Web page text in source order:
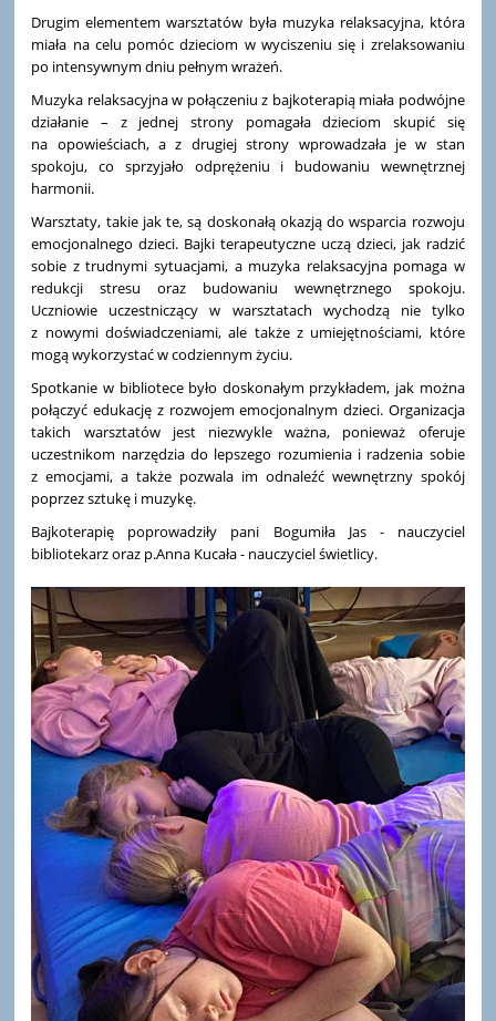
Drugim elementem warsztatów była muzyka relaksacyjna, która
miała na celu pomóc dzieciom w wyciszeniu się i zrelaksowaniu
po intensywnym dniu pełnym wrażeń.
Muzyka relaksacyjna w połączeniu z bajkoterapią miała podwójne
działanie – z jednej strony pomagała dzieciom skupić się
na opowieściach, a z drugiej strony wprowadzała je w stan
spokoju, co sprzyjało odprężeniu i budowaniu wewnętrznej
harmonii.
Warsztaty, takie jak te, są doskonałą okazją do wsparcia rozwoju
emocjonalnego dzieci. Bajki terapeutyczne uczą dzieci, jak radzić
sobie z trudnymi sytuacjami, a muzyka relaksacyjna pomaga w
redukcji stresu oraz budowaniu wewnętrznego spokoju.
Uczniowie uczestniczący w warsztatach wychodzą nie tylko
z nowymi doświadczeniami, ale także z umiejętnościami, które
mogą wykorzystać w codziennym życiu.
Spotkanie w bibliotece było doskonałym przykładem, jak można
połączyć edukację z rozwojem emocjonalnym dzieci. Organizacja
takich warsztatów jest niezwykle ważna, ponieważ oferuje
uczestnikom narzędzia do lepszego rozumienia i radzenia sobie
z emocjami, a także pozwala im odnaleźć wewnętrzny spokój
poprzez sztukę i muzykę.
Bajkoterapię poprowadziły pani Bogumiła Jas - nauczyciel
bibliotekarz oraz p.Anna Kucała - nauczyciel świetlicy.